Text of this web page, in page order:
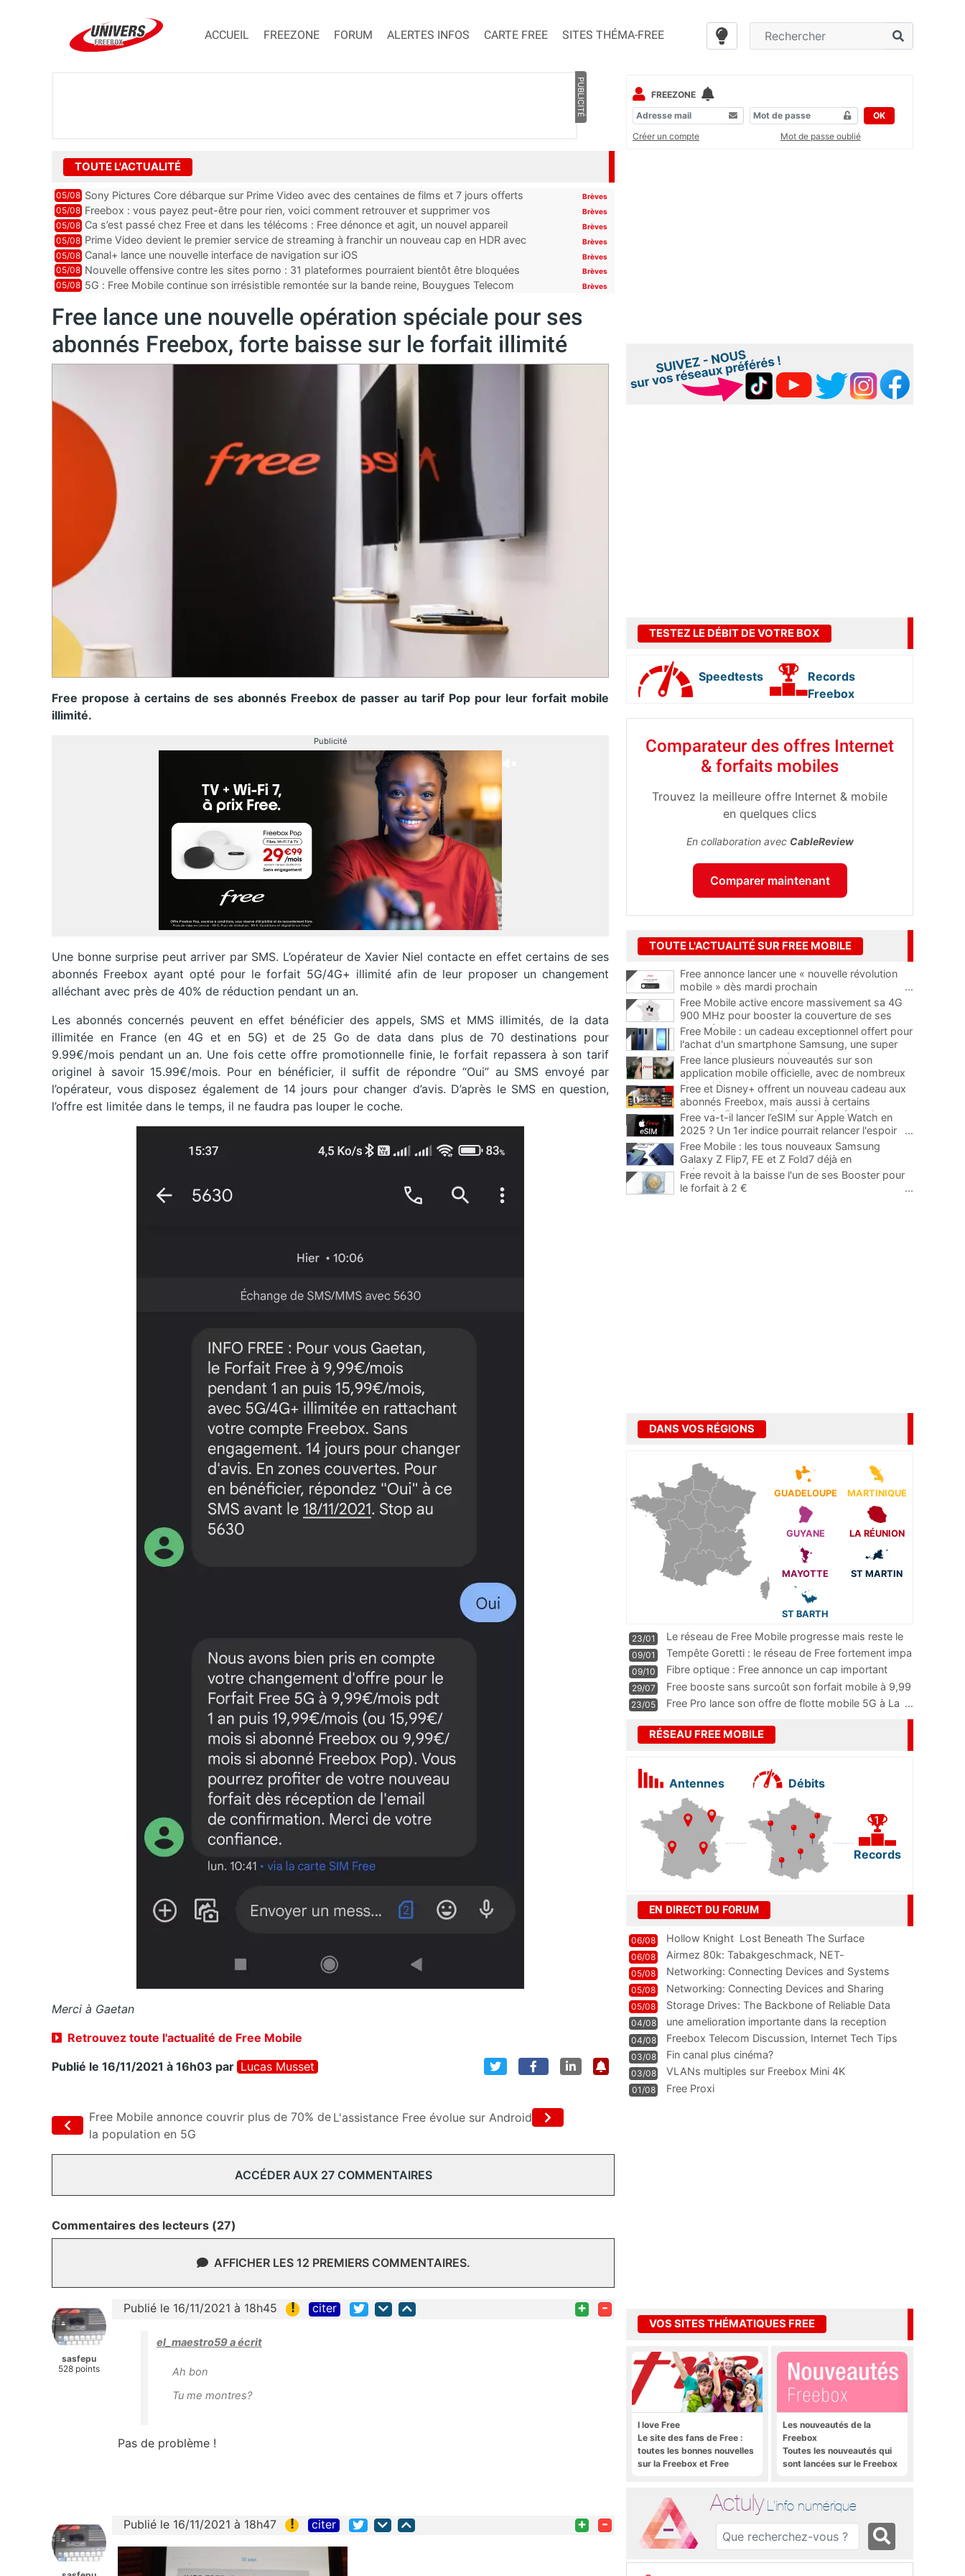
ACCUEIL FREEZONE FORUM ALERTES INFOS CARTE FREE SITES THÉMA-FREE
PUBLICITÉ
TOUTE L'ACTUALITÉ
05/08 Sony Pictures Core débarque sur Prime Video avec des centaines de films et 7 jours offerts Brèves
05/08 Freebox : vous payez peut-être pour rien, voici comment retrouver et supprimer vos
abonnements TV oubliés
Brèves
05/08 Ca s’est passé chez Free et dans les télécoms : Free dénonce et agit, un nouvel appareil
pointe le bout de...
Brèves
05/08 Prime Video devient le premier service de streaming à franchir un nouveau cap en HDR avec
ce lancement
Brèves
05/08 Canal+ lance une nouvelle interface de navigation sur iOS Brèves
05/08 Nouvelle offensive contre les sites porno : 31 plateformes pourraient bientôt être bloquées
par Orange, Free, SF...
Brèves
05/08 5G : Free Mobile continue son irrésistible remontée sur la bande reine, Bouygues Telecom
Brèves
Free lance une nouvelle opération spéciale pour ses
abonnés Freebox, forte baisse sur le forfait illimité
Free propose à certains de ses abonnés Freebox de passer au tarif Pop pour leur forfait mobile
illimité.
Publicité
Une bonne surprise peut arriver par SMS. L’opérateur de Xavier Niel contacte en effet certains de ses
abonnés Freebox ayant opté pour le forfait 5G/4G+ illimité afin de leur proposer un changement
alléchant avec près de 40% de réduction pendant un an.
Les abonnés concernés peuvent en effet bénéficier des appels, SMS et MMS illimités, de la data
illimitée en France (en 4G et en 5G) et de 25 Go de data dans plus de 70 destinations pour
9.99€/mois pendant un an. Une fois cette offre promotionnelle finie, le forfait repassera à son tarif
originel à savoir 15.99€/mois. Pour en bénéficier, il suffit de répondre “Oui” au SMS envoyé par
l’opérateur, vous disposez également de 14 jours pour changer d’avis. D’après le SMS en question,
l’offre est limitée dans le temps, il ne faudra pas louper le coche.
Merci à Gaetan
Retrouvez toute l'actualité de Free Mobile
Publié le 16/11/2021 à 16h03 par Lucas Musset
Free Mobile annonce couvrir plus de 70% de
la population en 5G
L'assistance Free évolue sur Android
ACCÉDER AUX 27 COMMENTAIRES
Commentaires des lecteurs (27)
AFFICHER LES 12 PREMIERS COMMENTAIRES.
sasfepu
528 points
Publié le 16/11/2021 à 18h45 ! citer + -
el_maestro59 a écrit
Ah bon
Tu me montres?
Pas de problème !
Publié le 16/11/2021 à 18h47 ! citer + -
FREEZONE
OK
Créer un compte
Mot de passe oublié
TESTEZ LE DÉBIT DE VOTRE BOX
Speedtests
Records
Freebox
Comparateur des offres Internet
& forfaits mobiles
Trouvez la meilleure offre Internet & mobile
en quelques clics
En collaboration avec CableReview
Comparer maintenant
TOUTE L'ACTUALITÉ SUR FREE MOBILE
Free annonce lancer une « nouvelle révolution
mobile » dès mardi prochain
...
Free Mobile active encore massivement sa 4G
900 MHz pour booster la couverture de ses
abonnés
...
Free Mobile : un cadeau exceptionnel offert pour
l'achat d'un smartphone Samsung, une super
occasion pour la rentrée
Free lance plusieurs nouveautés sur son
application mobile officielle, avec de nombreux
ajouts bienvenus
...
Free et Disney+ offrent un nouveau cadeau aux
abonnés Freebox, mais aussi à certains
abonnés Free Mobile grâce à une évolution
Free va-t-il lancer l’eSIM sur Apple Watch en
2025 ? Un 1er indice pourrait relancer l'espoir
...
Free Mobile : les tous nouveaux Samsung
Galaxy Z Flip7, FE et Z Fold7 déjà en
précommande avec des promos
Free revoit à la baisse l'un de ses Booster pour
le forfait à 2 €
...
DANS VOS RÉGIONS
GUADELOUPE MARTINIQUE
GUYANE LA RÉUNION
MAYOTTE ST MARTIN
ST BARTH
23/01
Le réseau de Free Mobile progresse mais reste le
m
...
09/01
Tempête Goretti : le réseau de Free fortement impa
09/10
Fibre optique : Free annonce un cap important
pass
...
29/07
Free booste sans surcoût son forfait mobile à 9,99
23/05 Free Pro lance son offre de flotte mobile 5G à La ...
RÉSEAU FREE MOBILE
Antennes Débits
Records
EN DIRECT DU FORUM
06/08 Hollow Knight  Lost Beneath The Surface
06/08
Airmez 80k: Tabakgeschmack, NET-
Technologie und Leistung im
05/08 Networking: Connecting Devices and Systems
05/08
Networking: Connecting Devices and Sharing
Information
05/08
Storage Drives: The Backbone of Reliable Data
Management
04/08
une amelioration importante dans la reception
WIFI
04/08
Freebox Telecom Discussion, Internet Tech Tips
Communi
03/08 Fin canal plus cinéma?
03/08 VLANs multiples sur Freebox Mini 4K
01/08 Free Proxi
VOS SITES THÉMATIQUES FREE
I love Free
Le site des fans de Free :
toutes les bonnes nouvelles
sur la Freebox et Free
Les nouveautés de la
Freebox
Toutes les nouveautés qui
sont lancées sur le Freebox
Actuly L'info numérique